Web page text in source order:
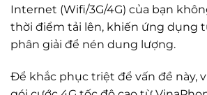
Internet (Wifi/3G/4G) của bạn
thời điểm tải lên, khiến ứng dụng
phân giải để nén dung lượng.
Để khắc phục triệt để vấn đề này,